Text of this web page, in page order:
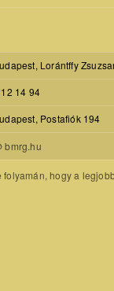
Lorántffy
14 94
Postafiók 194
bmrg.hu
hogy a